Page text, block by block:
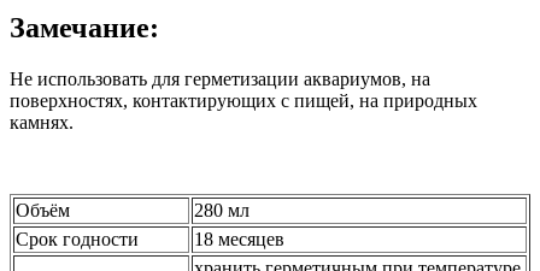
Замечание:
Не использовать для герметизации аквариумов, на
поверхностях, контактирующих с пищей, на природных
камнях.
Объём
280 мл
Срок годности
18 месяцев